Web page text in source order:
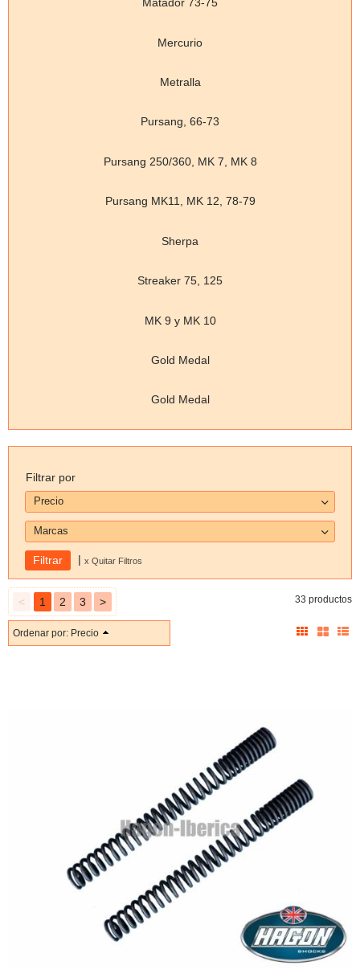
Mercurio
Metralla
Pursang, 66-73
Pursang 250/360, MK 7, MK 8
Pursang MK11, MK 12, 78-79
Sherpa
Streaker 75, 125
MK 9 y MK 10
Gold Medal
Gold Medal
Filtrar por
Precio
Marcas
x Quitar Filtros
< 1 2 3 > 33 productos
Ordenar por: Precio